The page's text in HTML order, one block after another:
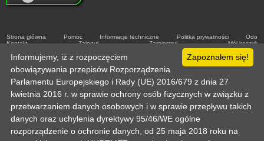
Strona główna Pomoc Informacje techniczne Politka prywatności
Odo
Kontakt
Zaloguj Zarejestruj Mój koszyk
Copyright © 2003-2026 by :: HURTMET.PL :: Wszelkie prawa zastrzeżone
Publikowanie materiałów (w tym grafiki) tylko za zgodą HURTMET.PLZapoznałem się!
Informujemy, iż z rozpoczęciem
obowiązywania przepisów Rozporządzenia
Parlamentu Europejskiego i Rady (UE) 2016/679 z dnia 27
kwietnia 2016 r. w sprawie ochrony osób fizycznych w związku z
przetwarzaniem danych osobowych i w sprawie przepływu takich
danych oraz uchylenia dyrektywy 95/46/WE ogólne
rozporządzenie o ochronie danych, od 25 maja 2018 roku na